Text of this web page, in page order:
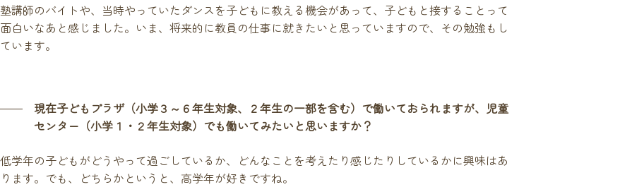
塾講師のバイトや、当時やっていたダンスを子どもに教える機会があって、子どもと接することって
面白いなあと感じました。いま、将来的に教員の仕事に就きたいと思っていますので、その勉強もし
ています。
現在子どもプラザ（小学３～６年生対象、２年生の一部を含む）で働いておられますが、児童
センター（小学１・２年生対象）でも働いてみたいと思いますか？
低学年の子どもがどうやって過ごしているか、どんなことを考えたり感じたりしているかに興味はあ
ります。でも、どちらかというと、高学年が好きですね。